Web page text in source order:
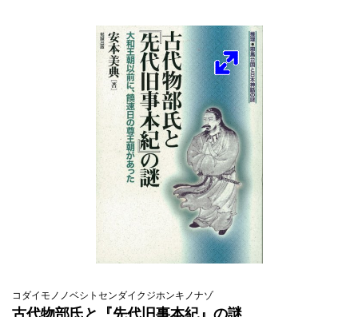
コダイモノノベシトセンダイクジホンキノナゾ
古代物部氏と『先代旧事本紀』の謎